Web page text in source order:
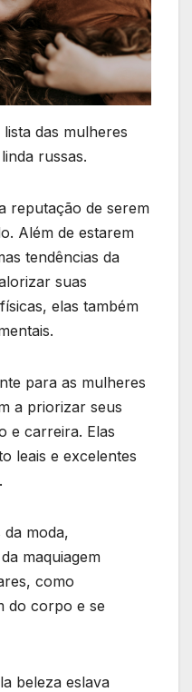
das mulheres
russas.
reputação de serem
Além de estarem
tendências da
suas
elas também
para as mulheres
a priorizar seus
e carreira. Elas
leais e excelentes
da moda,
maquiagem
como
do corpo e se
beleza eslava